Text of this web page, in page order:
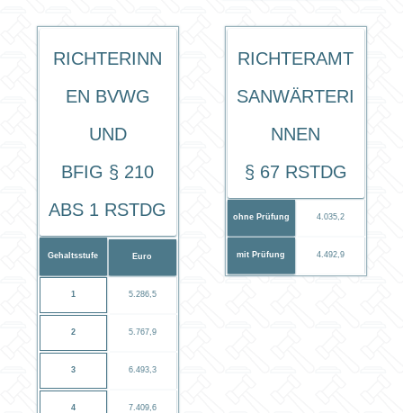
RichterInn
en BVwG
und
BFiG § 210
Abs 1 RStDG
Gehaltsstufe Euro
1 5.286,5
2 5.767,9
3 6.493,3
4 7.409,6
Richteramt
sanwärterI
nnen
§ 67 RStDG
ohne Prüfung 4.035,2
mit Prüfung 4.492,9